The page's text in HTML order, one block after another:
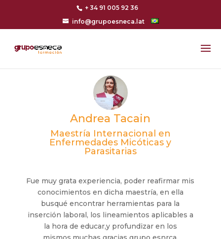
+ 34 91 005 92 36
info@grupoesneca.lat
Andrea Tacain
Maestría Internacional en
Enfermedades Micóticas y
Parasitarias
Fue muy grata experiencia, poder reafirmar mis
conocimientos en dicha maestría, en ella
busqué encontrar herramientas para la
inserción laboral, los lineamientos aplicables a
la hora de educar,y profundizar en los